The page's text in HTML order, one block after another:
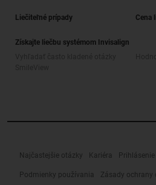
Liečiteľné prípady Cena
Získajte liečbu systémom Invisalign
Najčastejšie otázky Kariéra
Podmienky používania Zásady ochrany